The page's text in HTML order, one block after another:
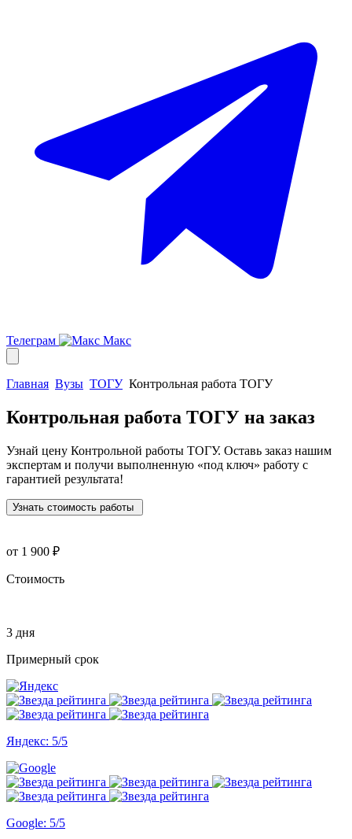
Телеграм Макс
Главная Вузы ТОГУ Контрольная работа ТОГУ
Контрольная работа ТОГУ на заказ
Узнай цену Контрольной работы ТОГУ. Оставь заказ нашим
экспертам и получи выполненную «под ключ» работу с
гарантией результата!
Узнать стоимость работы
от 1 900 ₽
Стоимость
3 дня
Примерный срок
Яндекс: 5/5
Google: 5/5